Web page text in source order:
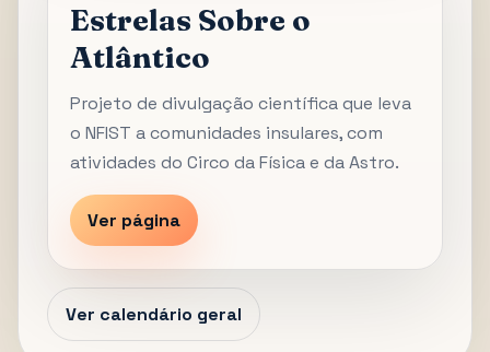
Estrelas Sobre o
Atlântico
Projeto de divulgação científica que leva
o NFIST a comunidades insulares, com
atividades do Circo da Física e da Astro.
Ver página
Ver calendário geral